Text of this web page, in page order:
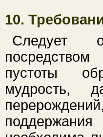
10.
Следует
посредством
пустоты
мудрость,
поддержания